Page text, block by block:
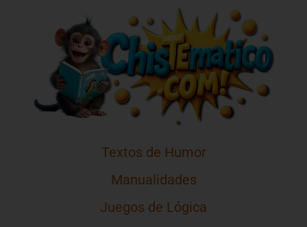
Textos de Humor
Manualidades
Juegos de Lógica